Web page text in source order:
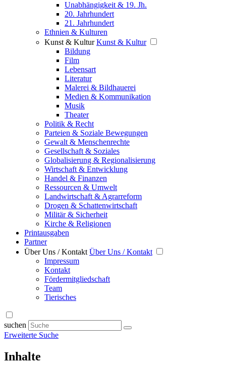
Unabhängigkeit & 19. Jh.
20. Jahrhundert
21. Jahrhundert
Ethnien & Kulturen
Kunst & Kultur Kunst & Kultur
Bildung
Film
Lebensart
Literatur
Malerei & Bildhauerei
Medien & Kommunikation
Musik
Theater
Politik & Recht
Parteien & Soziale Bewegungen
Gewalt & Menschenrechte
Gesellschaft & Soziales
Globalisierung & Regionalisierung
Wirtschaft & Entwicklung
Handel & Finanzen
Ressourcen & Umwelt
Landwirtschaft & Agrarreform
Drogen & Schattenwirtschaft
Militär & Sicherheit
Kirche & Religionen
Printausgaben
Partner
Über Uns / Kontakt Über Uns / Kontakt
Impressum
Kontakt
Fördermitgliedschaft
Team
Tierisches
suchen
Erweiterte Suche
Inhalte